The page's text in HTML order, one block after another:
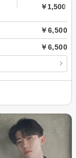
￥1,500～
￥6,500
￥6,500